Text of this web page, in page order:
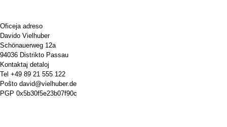
Oficeja adreso
Davido Vielhuber
Schönauerweg 12a
94036 Distrikto Passau
Kontaktaj detaloj
Tel +49 89 21 555 122
Poŝto david@vielhuber.de
PGP 0x5b30f5e23b07f90c